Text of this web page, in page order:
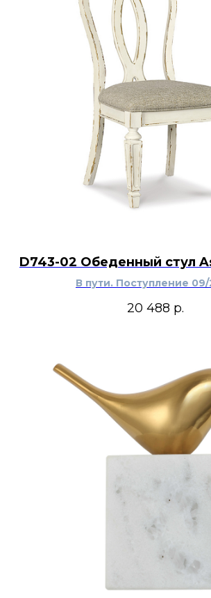
D743-02 Обеденный стул
В пути. Поступление
20 488 р.